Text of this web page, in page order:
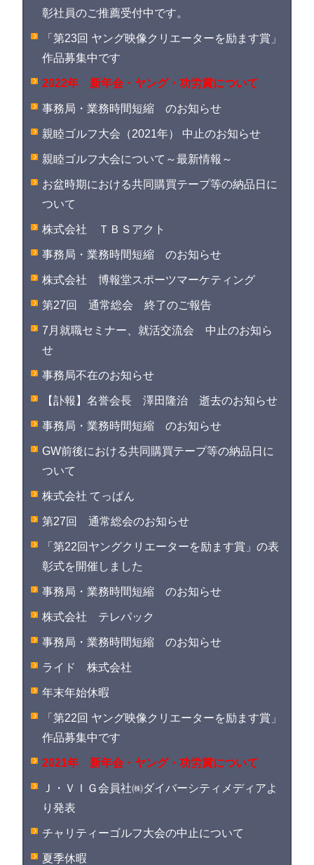
彰社員のご推薦受付中です。
「第23回 ヤング映像クリエーターを励ます賞」
作品募集中です
2022年 新年会・ヤング・功労賞について
事務局・業務時間短縮 のお知らせ
親睦ゴルフ大会（2021年） 中止のお知らせ
親睦ゴルフ大会について～最新情報～
お盆時期における共同購買テープ等の納品日に
ついて
株式会社 ＴＢＳアクト
事務局・業務時間短縮 のお知らせ
株式会社 博報堂スポーツマーケティング
第27回 通常総会 終了のご報告
7月就職セミナー、就活交流会 中止のお知ら
せ
事務局不在のお知らせ
【訃報】名誉会長 澤田隆治 逝去のお知らせ
事務局・業務時間短縮 のお知らせ
GW前後における共同購買テープ等の納品日に
ついて
株式会社 てっぱん
第27回 通常総会のお知らせ
「第22回ヤングクリエーターを励ます賞」の表
彰式を開催しました
事務局・業務時間短縮 のお知らせ
株式会社 テレパック
事務局・業務時間短縮 のお知らせ
ライド 株式会社
年末年始休暇
「第22回 ヤング映像クリエーターを励ます賞」
作品募集中です
2021年 新年会・ヤング・功労賞について
Ｊ・ＶＩＧ会員社㈱ダイバーシティメディアよ
り発表
チャリティーゴルフ大会の中止について
夏季休暇